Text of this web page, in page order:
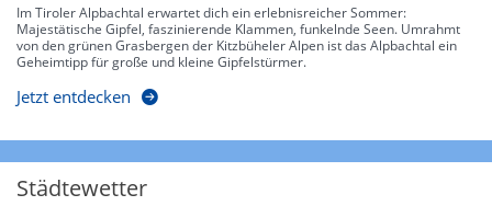
Im Tiroler Alpbachtal erwartet dich ein erlebnisreicher Sommer:
Majestätische Gipfel, faszinierende Klammen, funkelnde Seen. Umrahmt
von den grünen Grasbergen der Kitzbüheler Alpen ist das Alpbachtal ein
Geheimtipp für große und kleine Gipfelstürmer.
Jetzt entdecken
Städtewetter